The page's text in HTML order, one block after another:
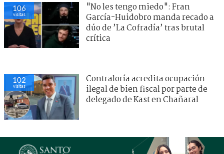
106
visitas
"No les tengo miedo": Fran
García-Huidobro manda recado a
dúo de ’La Cofradía’ tras brutal
crítica
102
visitas
Contraloría acredita ocupación
ilegal de bien fiscal por parte de
delegado de Kast en Chañaral